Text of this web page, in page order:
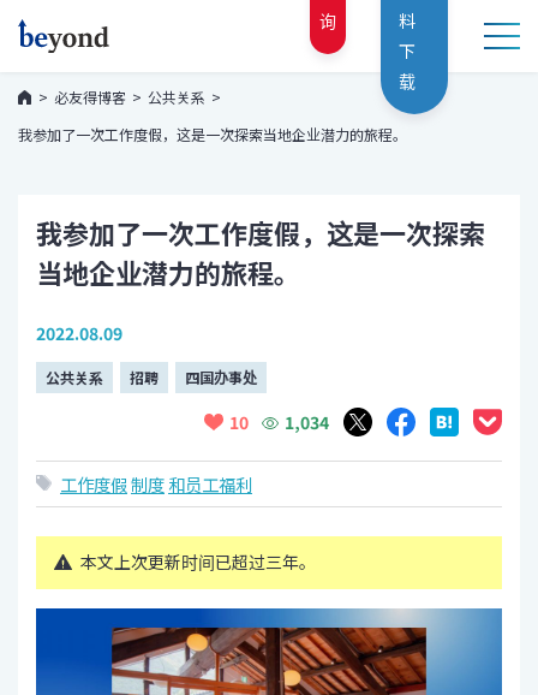
询
料
下
载
必友得博客
公共关系
我参加了一次工作度假，这是一次探索当地企业潜力的旅程。
我参加了一次工作度假，这是一次探索
当地企业潜力的旅程。
2022.08.09
公共关系 招聘 四国办事处
10 1,034
工作度假制度和员工福利
本文上次更新时间已超过三年。